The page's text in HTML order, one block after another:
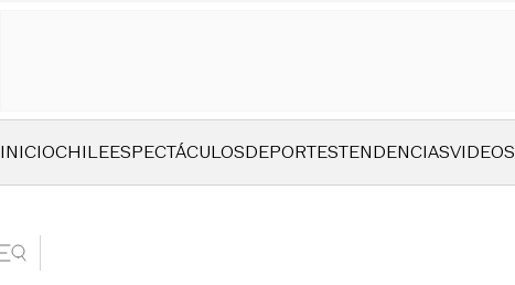
INICIOCHILEESPECTÁCULOSDEPORTESTENDENCIASVIDEOS